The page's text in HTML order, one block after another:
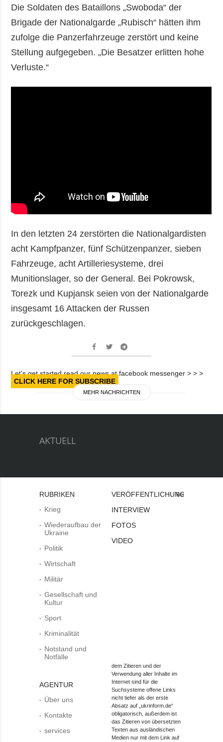
Video
Die Soldaten des Bataillons „Swoboda“ der
Brigade der Nationalgarde „Rubisch“ hätten ihm
zufolge die Panzerfahrzeuge zerstört und keine
Stellung aufgegeben. „Die Besatzer erlitten hohe
Verluste.“
In den letzten 24 zerstörten die Nationalgardisten
acht Kampfpanzer, fünf Schützenpanzer, sieben
Fahrzeuge, acht Artilleriesysteme, drei
Munitionslager, so der General. Bei Pokrowsk,
Torezk und Kupjansk seien von der Nationalgarde
insgesamt 16 Attacken der Russen
zurückgeschlagen.
Let’s get started read our news at facebook messenger > > >
CLICK HERE FOR SUBSCRIBE
MEHR NACHRICHTEN
AKTUELL
RUBRIKEN
Krieg
Wiederaufbau der
Ukraine
Politik
Wirtschaft
Militär
Gesellschaft und
Kultur
Sport
Kriminalität
Notstand und
Notfälle
AGENTUR
Über uns
Kontakte
services
VERÖFFENTLICHUNGEN
INTERVIEW
FOTOS
VIDEO
Bei
dem Zitieren und der
Verwendung aller Inhalte im
Internet sind für die
Suchsysteme offene Links
nicht tiefer als der erste
Absatz auf „ukrinform.de“
obligatorisch, außerdem ist
das Zitieren von übersetzten
Texten aus ausländischen
Medien nur mit dem Link auf